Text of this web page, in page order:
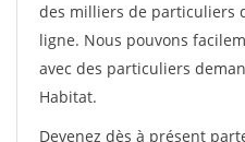
des milliers de particuliers
ligne. Nous pouvons
avec des particuliers
Habitat.
Devenez dès à présent